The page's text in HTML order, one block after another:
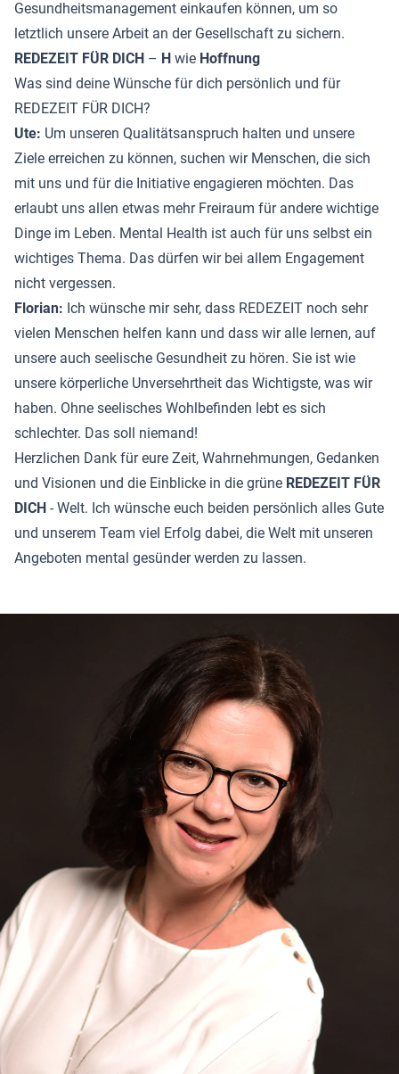
Gesundheitsmanagement einkaufen können, um so
letztlich unsere Arbeit an der Gesellschaft zu sichern.
REDEZEIT FÜR DICH – H wie Hoffnung
Was sind deine Wünsche für dich persönlich und für
REDEZEIT FÜR DICH?
Ute: Um unseren Qualitätsanspruch halten und unsere
Ziele erreichen zu können, suchen wir Menschen, die sich
mit uns und für die Initiative engagieren möchten. Das
erlaubt uns allen etwas mehr Freiraum für andere wichtige
Dinge im Leben. Mental Health ist auch für uns selbst ein
wichtiges Thema. Das dürfen wir bei allem Engagement
nicht vergessen.
Florian: Ich wünsche mir sehr, dass REDEZEIT noch sehr
vielen Menschen helfen kann und dass wir alle lernen, auf
unsere auch seelische Gesundheit zu hören. Sie ist wie
unsere körperliche Unversehrtheit das Wichtigste, was wir
haben. Ohne seelisches Wohlbefinden lebt es sich
schlechter. Das soll niemand!
Herzlichen Dank für eure Zeit, Wahrnehmungen, Gedanken
und Visionen und die Einblicke in die grüne REDEZEIT FÜR
DICH - Welt. Ich wünsche euch beiden persönlich alles Gute
und unserem Team viel Erfolg dabei, die Welt mit unseren
Angeboten mental gesünder werden zu lassen.